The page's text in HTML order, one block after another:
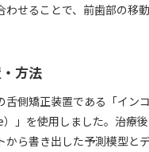
わせることで、前歯部の移
方法
舌側矯正装置である「イン
」を使用しました。治療
から書き出した予測模型と